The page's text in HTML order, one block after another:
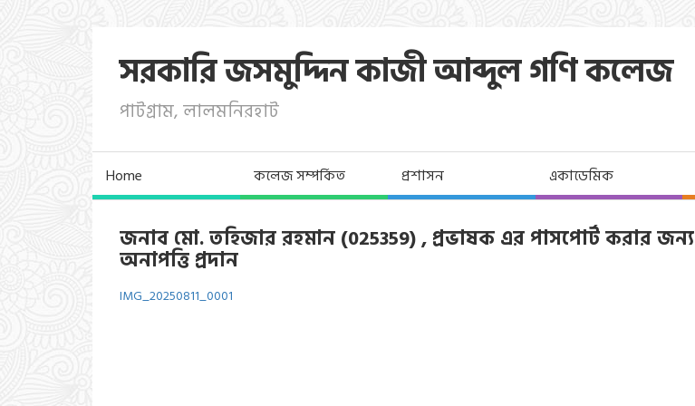
সরকারি জসমুদ্দিন কাজী আব্দুল গণি কলেজ
পাটগ্রাম, লালমনিরহাট
Home কলেজ সম্পর্কিত প্রশাসন একাডেমিক
জনাব মো. তহিজার রহমান (025359) , প্রভাষক এর পাসপোর্ট করার জন্য
অনাপত্তি প্রদান
IMG_20250811_0001